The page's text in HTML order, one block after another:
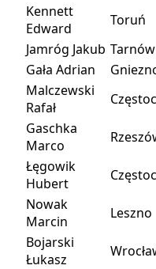
Kennett
Edward
Toruń
Jamróg Jakub Tarnów
Gała Adrian
Malczewski
Rafał
Gaschka
Marco
Łęgowik
Hubert
Nowak
Marcin
Leszno
Bojarski
Łukasz